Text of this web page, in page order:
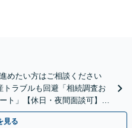
めたい方はご相談ください
トラブルも回避「相続調査お
ト」【休日・夜間面談可】
室対応】
見る